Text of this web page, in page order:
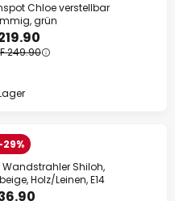
Chloe verstellbar
grün
249.90
29%
Wandstrahler Shiloh,
Holz/Leinen, E14